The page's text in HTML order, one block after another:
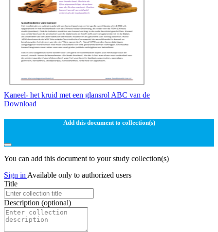
Kaneel- het kruid met een glansrol ABC van de
Download
Add this document to collection(s)
You can add this document to your study collection(s)
Sign in Available only to authorized users
Title
Description (optional)